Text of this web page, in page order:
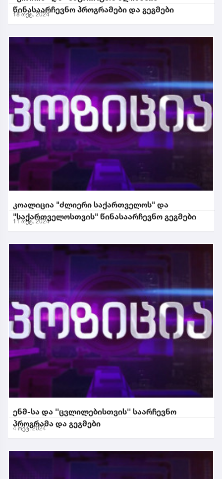
წინასაარჩევნო პროგრამები და გეგმები
18 ოქტ. 2024
კოალიცია "ძლიერი საქართველოს" და
"საქართველოსთვის" წინასაარჩევნო გეგმები
11 ოქტ. 2024
ენმ-სა და ''ცვლილებისთვის'' საარჩევნო
პროგრამა და გეგმები
4 ოქტ. 2024